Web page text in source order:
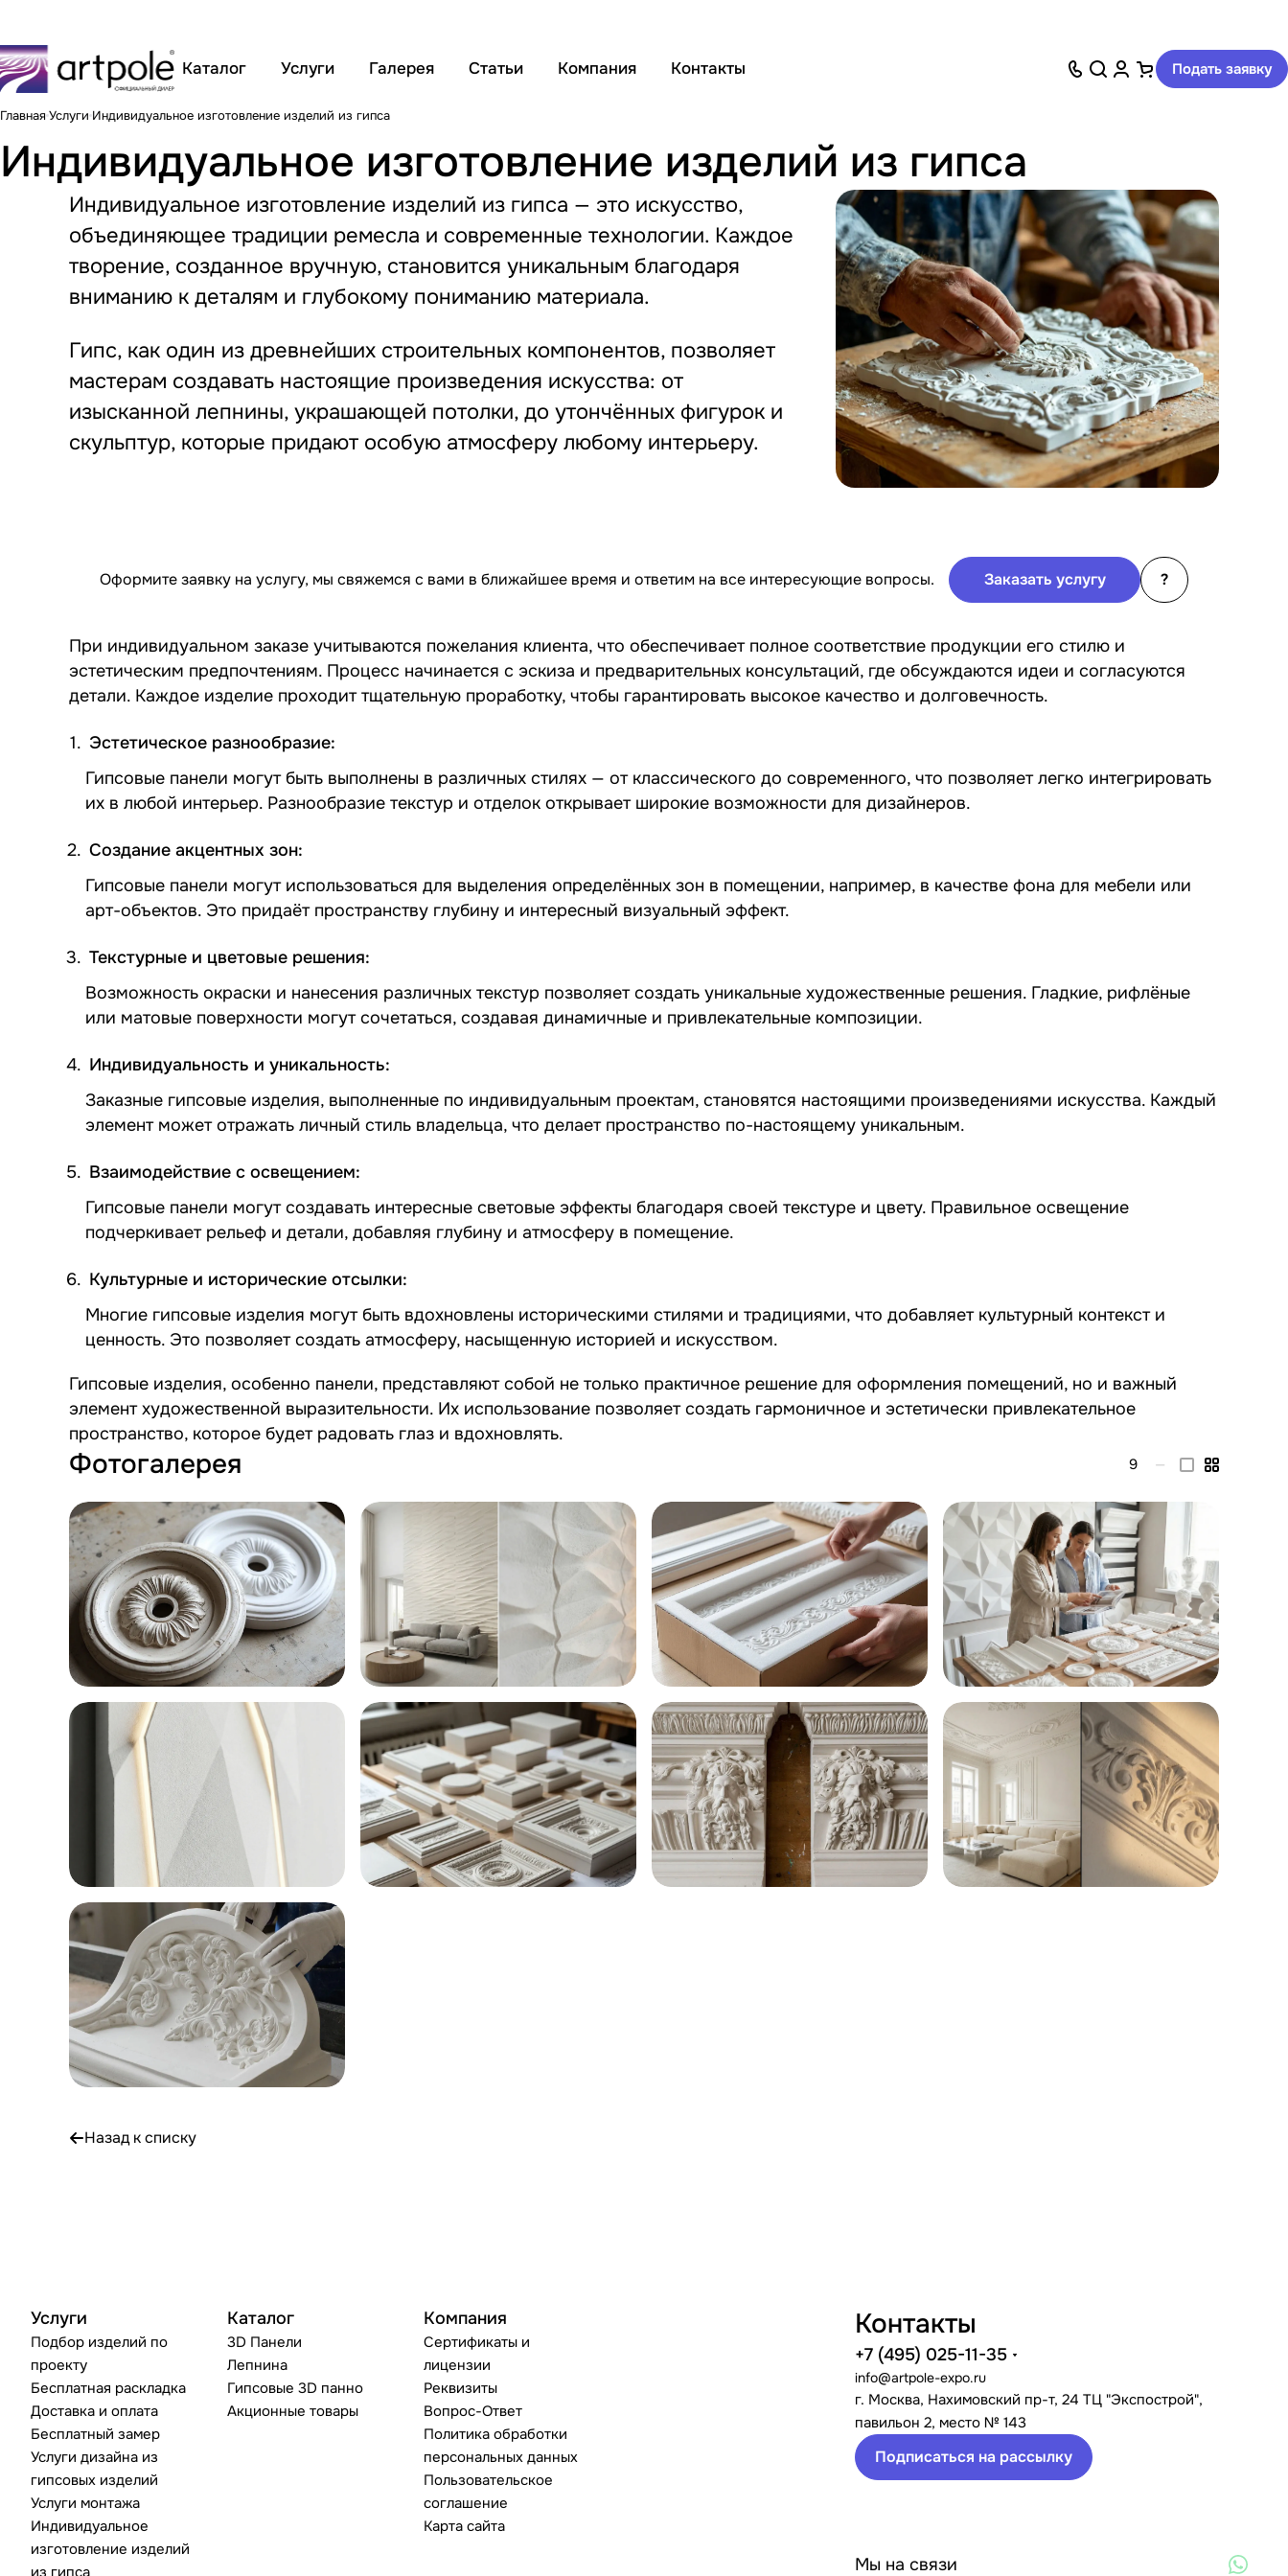
Каталог Услуги Галерея Статьи Компания Контакты Подать заявку
Главная Услуги Индивидуальное изготовление изделий из гипса
Индивидуальное изготовление изделий из гипса
Индивидуальное изготовление изделий из гипса — это искусство,
объединяющее традиции ремесла и современные технологии. Каждое
творение, созданное вручную, становится уникальным благодаря
вниманию к деталям и глубокому пониманию материала.
Гипс, как один из древнейших строительных компонентов, позволяет
мастерам создавать настоящие произведения искусства: от
изысканной лепнины, украшающей потолки, до утончённых фигурок и
скульптур, которые придают особую атмосферу любому интерьеру.
Оформите заявку на услугу, мы свяжемся с вами в ближайшее время и ответим на все интересующие вопросы. Заказать услугу ?
При индивидуальном заказе учитываются пожелания клиента, что обеспечивает полное соответствие продукции его стилю и
эстетическим предпочтениям. Процесс начинается с эскиза и предварительных консультаций, где обсуждаются идеи и согласуются
детали. Каждое изделие проходит тщательную проработку, чтобы гарантировать высокое качество и долговечность.
Эстетическое разнообразие:
Гипсовые панели могут быть выполнены в различных стилях — от классического до современного, что позволяет легко интегрировать
их в любой интерьер. Разнообразие текстур и отделок открывает широкие возможности для дизайнеров.
Создание акцентных зон:
Гипсовые панели могут использоваться для выделения определённых зон в помещении, например, в качестве фона для мебели или
арт-объектов. Это придаёт пространству глубину и интересный визуальный эффект.
Текстурные и цветовые решения:
Возможность окраски и нанесения различных текстур позволяет создать уникальные художественные решения. Гладкие, рифлёные
или матовые поверхности могут сочетаться, создавая динамичные и привлекательные композиции.
Индивидуальность и уникальность:
Заказные гипсовые изделия, выполненные по индивидуальным проектам, становятся настоящими произведениями искусства. Каждый
элемент может отражать личный стиль владельца, что делает пространство по-настоящему уникальным.
Взаимодействие с освещением:
Гипсовые панели могут создавать интересные световые эффекты благодаря своей текстуре и цвету. Правильное освещение
подчеркивает рельеф и детали, добавляя глубину и атмосферу в помещение.
Культурные и исторические отсылки:
Многие гипсовые изделия могут быть вдохновлены историческими стилями и традициями, что добавляет культурный контекст и
ценность. Это позволяет создать атмосферу, насыщенную историей и искусством.
Гипсовые изделия, особенно панели, представляют собой не только практичное решение для оформления помещений, но и важный
элемент художественной выразительности. Их использование позволяет создать гармоничное и эстетически привлекательное
пространство, которое будет радовать глаз и вдохновлять.
Фотогалерея 9 —
Назад к списку
Услуги
Подбор изделий по
проекту
Бесплатная раскладка
Доставка и оплата
Бесплатный замер
Услуги дизайна из
гипсовых изделий
Услуги монтажа
Индивидуальное
изготовление изделий
из гипса
Каталог
3D Панели
Лепнина
Гипсовые 3D панно
Акционные товары
Компания
Сертификаты и
лицензии
Реквизиты
Вопрос-Ответ
Политика обработки
персональных данных
Пользовательское
соглашение
Карта сайта
Контакты
+7 (495) 025-11-35
info@artpole-expo.ru
г. Москва, Нахимовский пр-т, 24 ТЦ "Экспострой",
павильон 2, место № 143
Подписаться на рассылку
Мы на связи